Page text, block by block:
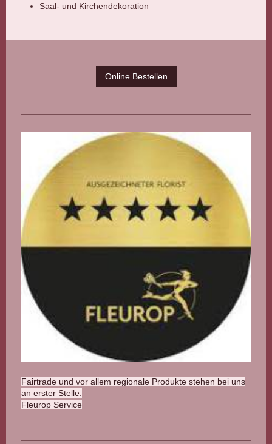
Saal- und Kirchendekoration
Online Bestellen
Fairtrade und vor allem regionale Produkte stehen bei uns
an erster Stelle.
Fleurop Service